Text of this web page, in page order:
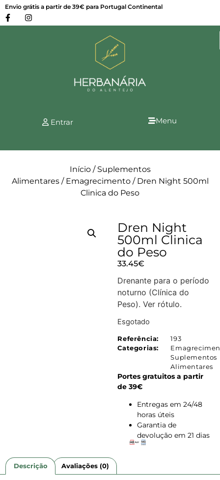
Envio grátis a partir de 39€ para Portugal Continental
Entrar Menu
Início/ Suplementos
Alimentares/ Emagrecimento/ Dren Night 500ml
Clinica do Peso
Dren Night
500ml Clinica
do Peso
33.45€
Drenante para o período
noturno (Clínica do
Peso). Ver rótulo.
Esgotado
Referência:
193
Categorias:
Suplementos
Alimentares
Portes gratuitos a partir
de 39€
Entregas em 24/48
horas úteis
Garantia de
devolução em 21 dias
Descrição Avaliações (0)